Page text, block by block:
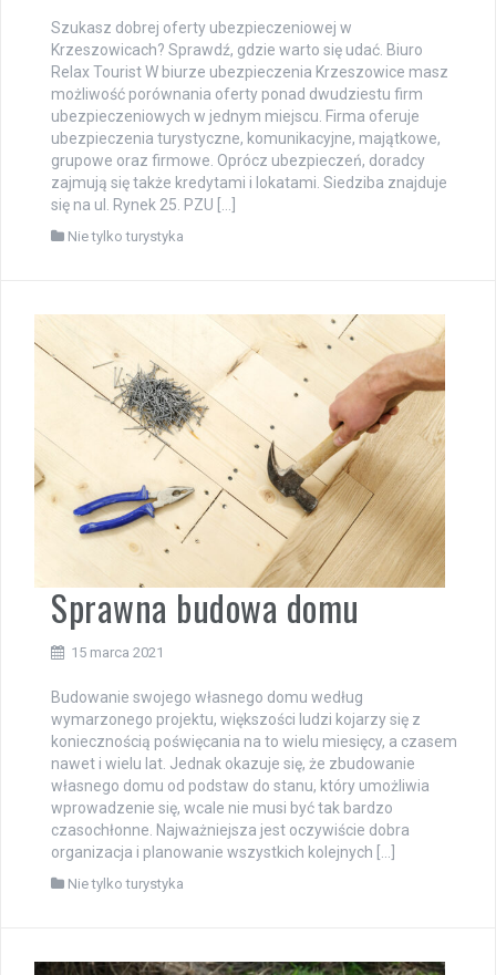
Szukasz dobrej oferty ubezpieczeniowej w
Krzeszowicach? Sprawdź, gdzie warto się udać. Biuro
Relax Tourist W biurze ubezpieczenia Krzeszowice masz
możliwość porównania oferty ponad dwudziestu firm
ubezpieczeniowych w jednym miejscu. Firma oferuje
ubezpieczenia turystyczne, komunikacyjne, majątkowe,
grupowe oraz firmowe. Oprócz ubezpieczeń, doradcy
zajmują się także kredytami i lokatami. Siedziba znajduje
się na ul. Rynek 25. PZU […]
Nie tylko turystyka
Sprawna budowa domu
15 marca 2021
Budowanie swojego własnego domu według
wymarzonego projektu, większości ludzi kojarzy się z
koniecznością poświęcania na to wielu miesięcy, a czasem
nawet i wielu lat. Jednak okazuje się, że zbudowanie
własnego domu od podstaw do stanu, który umożliwia
wprowadzenie się, wcale nie musi być tak bardzo
czasochłonne. Najważniejsza jest oczywiście dobra
organizacja i planowanie wszystkich kolejnych […]
Nie tylko turystyka